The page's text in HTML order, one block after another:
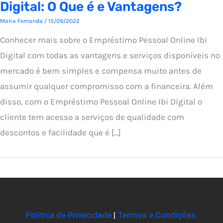
Digital: O Que é e Vantagens?
Maria Fernanda / 15/09/2022
Conhecer mais sobre o Empréstimo Pessoal Online Ibi
Digital com todas as vantagens e serviços disponíveis no
mercado é bem simples e compensa muito antes de
assumir qualquer compromisso com a financeira. Além
disso, com o Empréstimo Pessoal Online Ibi Digital o
cliente tem acesso a serviços de qualidade com
descontos e facilidade que é […]
Política de Privacidade| Termos e Condições